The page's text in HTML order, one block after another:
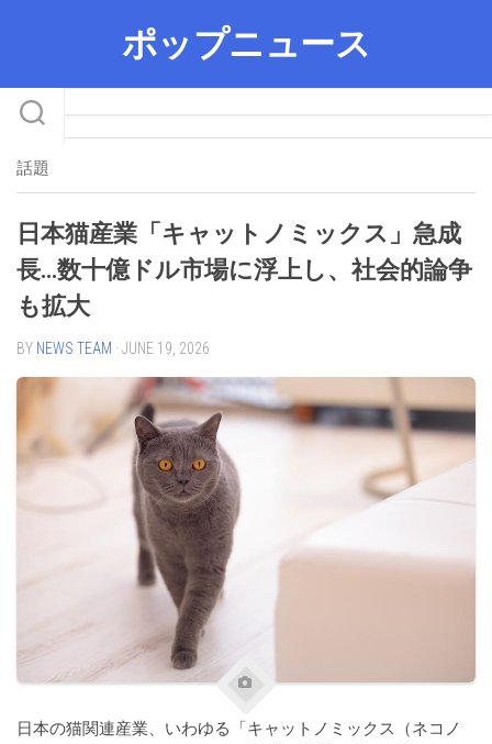
ポップニュース
話題
日本猫産業「キャットノミックス」急成
長…数十億ドル市場に浮上し、社会的論争
も拡大
BY NEWS TEAM · JUNE 19, 2026
日本の猫関連産業、いわゆる「キャットノミックス（ネコノ